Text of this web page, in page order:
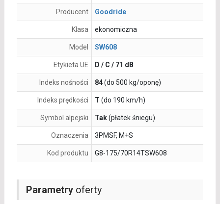
Parametryoferty
Producent Goodride
Klasa ekonomiczna
Model SW608
Etykieta UE D / C / 71 dB
Indeks nośności 84(do 500 kg/oponę)
Indeks prędkości T (do 190 km/h)
Symbol alpejski Tak(płatek śniegu)
Oznaczenia 3PMSF, M+S
Kod produktu G8-175/70R14TSW608